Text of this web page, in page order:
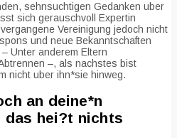
sehnsuchtigen Gedanken uber
sich gerauschvoll Expertin
Vereinigung jedoch nicht
und neue Bekanntschaften
Unter anderem Eltern
–, als nachstes bist
nicht uber ihn*sie hinweg.
an deine*n
das hei?t nichts